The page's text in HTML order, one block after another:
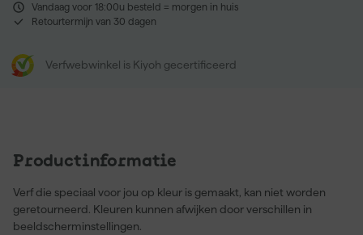
Vandaag voor 18:00u besteld = morgen in huis
Retourtermijn van 30 dagen
Verfwebwinkel is Kiyoh gecertificeerd
Productinformatie
Verf die speciaal voor jou op kleur is gemaakt, kan niet worden
geretourneerd. Kleuren kunnen afwijken door verschillen in
beeldscherminstellingen.